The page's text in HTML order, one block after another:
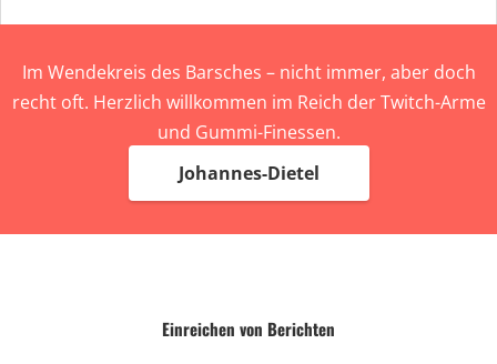
Im Wendekreis des Barsches – nicht immer, aber doch
recht oft. Herzlich willkommen im Reich der Twitch-Arme
und Gummi-Finessen.
Johannes-Dietel
Einreichen von Berichten